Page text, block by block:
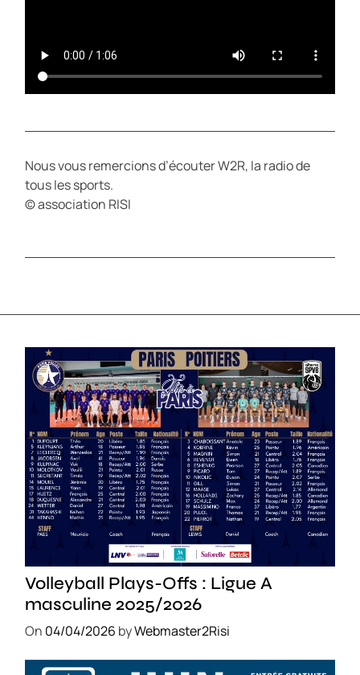
Nous vous remercions d’écouter W2R, la radio de
tous les sports.
© association RISI
Volleyball Plays-Offs : Ligue A
masculine 2025/2026
On 04/04/2026 byWebmaster2Risi